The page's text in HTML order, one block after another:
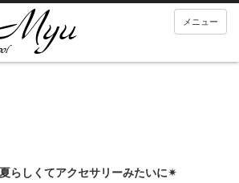
メニュー
らしくてアクセサリーみたいに✴︎